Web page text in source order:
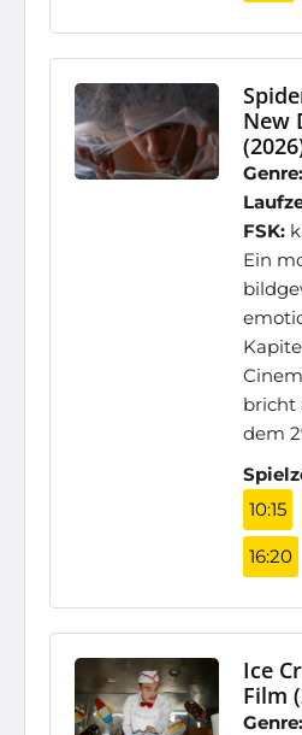
New
Genre:
FSK:
Ein
bricht
dem
10:15
16:20
Ice
Film
Genre: